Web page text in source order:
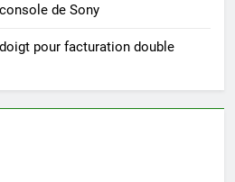
de Sony
pour facturation double